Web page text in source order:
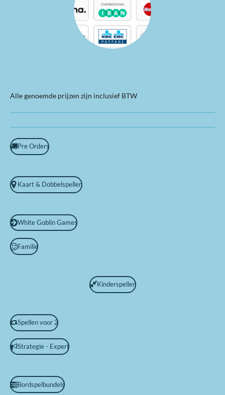
Alle genoemde prijzen zijn inclusief BTW
Pre Orders
Kaart & Dobbelspellen
White Goblin Games
Familie
Kinderspellen
Spellen voor 2
Strategie - Expert
Bordspelbundels